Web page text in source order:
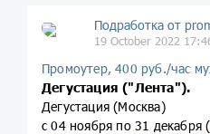
Подработка от
19 October 2022
Промоутер, 400 руб./час
Дегустация ("Лента").
Дегустация (Москва)
с 04 ноября по 31 декабря